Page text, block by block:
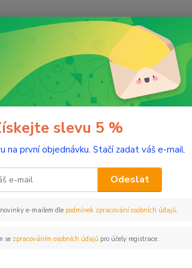
(Po-
skupin
Akce Doprava ZDARMA TOP
slevu 5 %
na první objednávku. Stačí zadat váš e-mail.
Odeslat
e-mailem dle podmínek zpracování osobních údajů.
se zpracováním osobních údajůpro účely registrace.